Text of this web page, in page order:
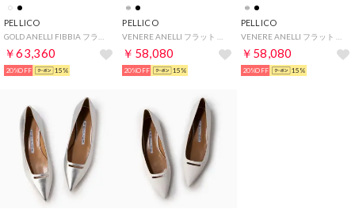
PELLICO
￥63,360
20%OFF 15%
PELLICO
￥58,080
20%OFF 15%
PELLICO
￥58,080
20%OFF 15%